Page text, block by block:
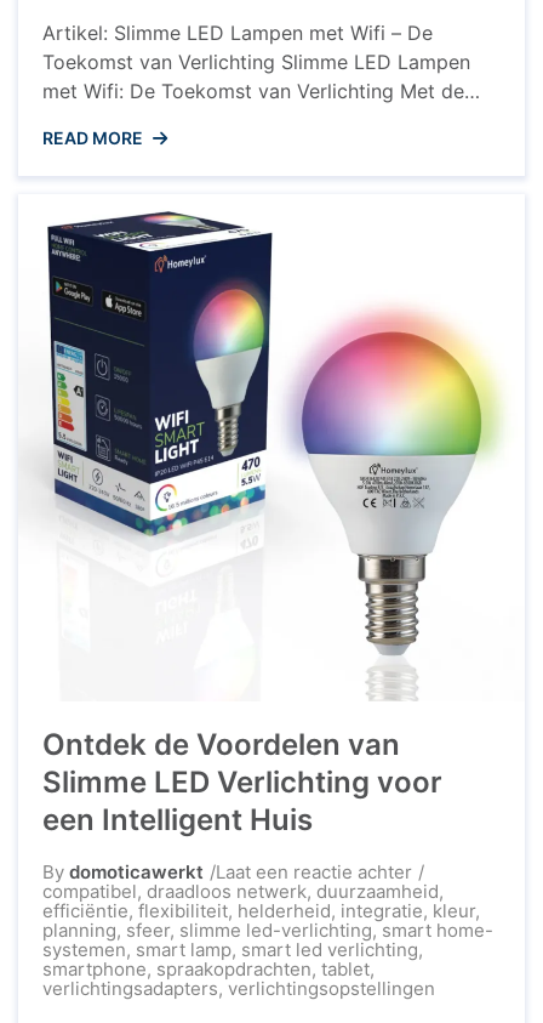
Artikel: Slimme LED Lampen met Wifi – De
Toekomst van Verlichting Slimme LED Lampen
met Wifi: De Toekomst van Verlichting Met de
dagelijks leven steeds geavanceerder en
gemakkelijker. Een van de innovaties die hierbij
een grote rol speelt, zijn slimme LED lampen met
wifi-connectiviteit. Deze revolutionaire
verlichtingsoplossingen bieden niet ...
READ MORE
Ontdek de Voordelen van
Slimme LED Verlichting voor
een Intelligent Huis
By domoticawerkt Laat een reactie achterop
Ontdek
de
Voordelen
van
Slimme
LED
compatibel, draadloos netwerk, duurzaamheid,
efficiëntie, flexibiliteit, helderheid, integratie, kleur,
planning, sfeer, slimme led-verlichting,smart home-
systemen, smart lamp, smart led verlichting,
smartphone, spraakopdrachten, tablet,
verlichtingsadapters, verlichtingsopstellingen